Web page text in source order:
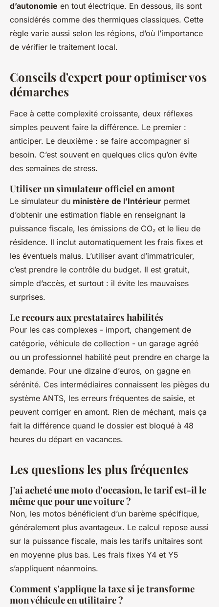
d’autonomie en tout électrique. En dessous, ils sont
considérés comme des thermiques classiques. Cette
règle varie aussi selon les régions, d’où l’importance
de vérifier le traitement local.
Conseils d'expert pour optimiser vos
démarches
Face à cette complexité croissante, deux réflexes
simples peuvent faire la différence. Le premier :
anticiper. Le deuxième : se faire accompagner si
besoin. C’est souvent en quelques clics qu’on évite
des semaines de stress.
Utiliser un simulateur officiel en amont
Le simulateur du ministère de l’Intérieur permet
d’obtenir une estimation fiable en renseignant la
puissance fiscale, les émissions de CO₂ et le lieu de
résidence. Il inclut automatiquement les frais fixes et
les éventuels malus. L’utiliser avant d’immatriculer,
c’est prendre le contrôle du budget. Il est gratuit,
simple d’accès, et surtout : il évite les mauvaises
surprises.
Le recours aux prestataires habilités
Pour les cas complexes - import, changement de
catégorie, véhicule de collection - un garage agréé
ou un professionnel habilité peut prendre en charge la
demande. Pour une dizaine d’euros, on gagne en
sérénité. Ces intermédiaires connaissent les pièges du
système ANTS, les erreurs fréquentes de saisie, et
peuvent corriger en amont. Rien de méchant, mais ça
fait la différence quand le dossier est bloqué à 48
heures du départ en vacances.
Les questions les plus fréquentes
J'ai acheté une moto d'occasion, le tarif est-il le
même que pour une voiture ?
Non, les motos bénéficient d’un barème spécifique,
généralement plus avantageux. Le calcul repose aussi
sur la puissance fiscale, mais les tarifs unitaires sont
en moyenne plus bas. Les frais fixes Y4 et Y5
s’appliquent néanmoins.
Comment s'applique la taxe si je transforme
mon véhicule en utilitaire ?